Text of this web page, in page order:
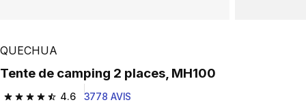
Play Video
QUECHUA
Tente de camping 2 places, MH100
4.6
4.6 out of 5 stars from 3778 reviews
3778 AVIS